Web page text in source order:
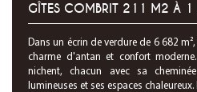
GÎTES COMBRIT 211 M2 À 1
Dans un écrin de verdure de 6 682
charme d'antan et confort
nichent, chacun avec sa
lumineuses et ses espaces chaleureux.